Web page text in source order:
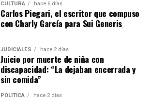
CULTURA hace 6 días
Carlos Piegari, el escritor que compuso
con Charly García para Sui Generis
JUDICIALES hace 2 días
Juicio por muerte de niña con
discapacidad: “La dejaban encerrada y
sin comida”
POLÍTICA hace 2 días